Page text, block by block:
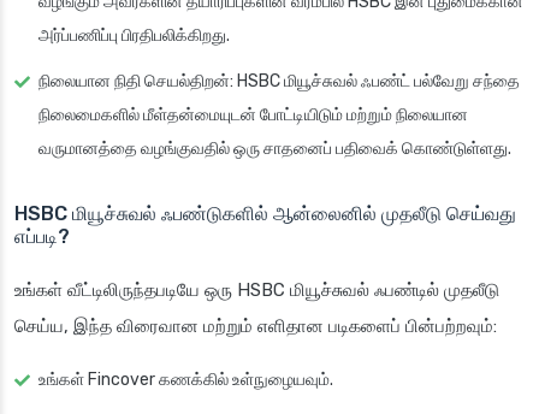
அர்ப்பணிப்பு பிரதிபலிக்கிறது.
நிலையான நிதி செயல்திறன்: HSBC மியூச்சுவல் ஃபண்ட் பல்வேறு சந்தை
நிலைமைகளில் மீள்தன்மையுடன் போட்டியிடும் மற்றும் நிலையான
வருமானத்தை வழங்குவதில் ஒரு சாதனைப் பதிவைக் கொண்டுள்ளது.
HSBC மியூச்சுவல் ஃபண்டுகளில் ஆன்லைனில் முதலீடு செய்வது
எப்படி?
உங்கள் வீட்டிலிருந்தபடியே ஒரு HSBC மியூச்சுவல் ஃபண்டில் முதலீடு
செய்ய, இந்த விரைவான மற்றும் எளிதான படிகளைப் பின்பற்றவும்:
உங்கள் Fincover கணக்கில் உள்நுழையவும்.